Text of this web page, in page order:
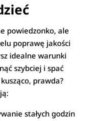
powiedzonko, ale
poprawę jakości
idealne warunki
szybciej i spać
prawda?
stałych godzin